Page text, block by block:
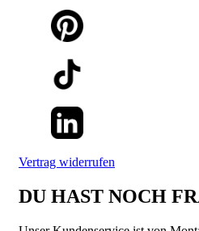
Vertrag widerrufen
DU HAST NOCH